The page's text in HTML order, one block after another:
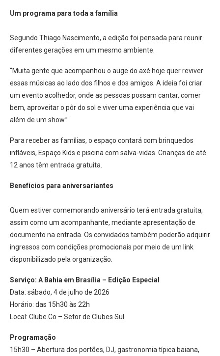
Um programa para toda a família
Segundo Thiago Nascimento, a edição foi pensada para reunir
diferentes gerações em um mesmo ambiente.
“Muita gente que acompanhou o auge do axé hoje quer reviver
essas músicas ao lado dos filhos e dos amigos. A ideia foi criar
um evento acolhedor, onde as pessoas possam cantar, comer
bem, aproveitar o pôr do sol e viver uma experiência que vai
além de um show.”
Para receber as famílias, o espaço contará com brinquedos
infláveis, Espaço Kids e piscina com salva-vidas. Crianças de até
12 anos têm entrada gratuita.
Benefícios para aniversariantes
Quem estiver comemorando aniversário terá entrada gratuita,
assim como um acompanhante, mediante apresentação de
documento na entrada. Os convidados também poderão adquirir
ingressos com condições promocionais por meio de um link
disponibilizado pela organização.
Serviço: A Bahia em Brasília – Edição Especial
Data: sábado, 4 de julho de 2026
Horário: das 15h30 às 22h
Local: Clube.Co – Setor de Clubes Sul
Programação
15h30 – Abertura dos portões, DJ, gastronomia típica baiana,